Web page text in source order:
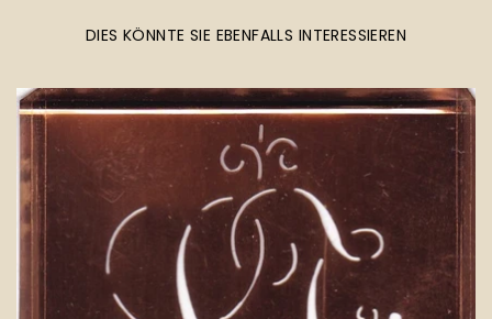
DIES KÖNNTE SIE EBENFALLS INTERESSIEREN